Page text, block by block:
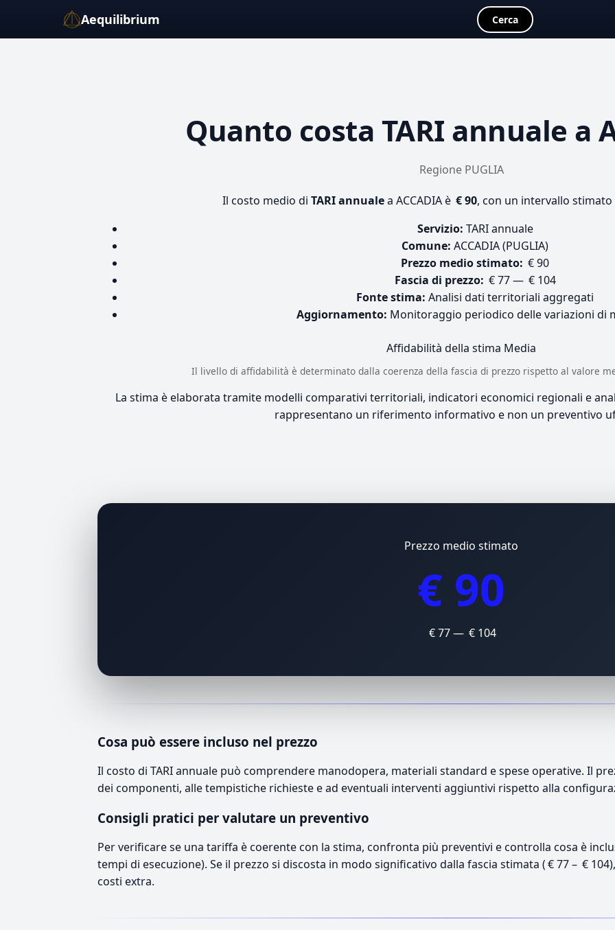
Aequilibrium Cerca
Quanto costa TARI annuale a
Regione PUGLIA
Il costo medio di TARI annualea ACCADIA è € 90, con un intervallo
Servizio: TARI annuale
Comune: ACCADIA (PUGLIA)
Prezzo medio stimato: € 90
Fascia di prezzo: € 77 — € 104
Fonte stima: Analisi dati territoriali aggregati
Aggiornamento: Monitoraggio periodico delle variazioni di
Affidabilità della stima Media
Il livello di affidabilità è determinato dalla coerenza della fascia di prezzo rispetto al valore
La stima è elaborata tramite modelli comparativi territoriali, indicatori economici regionali e
rappresentano un riferimento informativo e non un preventivo
Prezzo medio stimato
€ 90
€ 77 — € 104
Cosa può essere incluso nel prezzo
Il costo di TARI annuale può comprendere manodopera, materiali standard e spese operative. Il
dei componenti, alle tempistiche richieste e ad eventuali interventi aggiuntivi rispetto alla
Consigli pratici per valutare un preventivo
Per verificare se una tariffa è coerente con la stima, confronta più preventivi e controlla cosa è
tempi di esecuzione). Se il prezzo si discosta in modo significativo dalla fascia stimata ( € 77 – €
costi extra.